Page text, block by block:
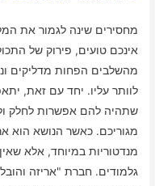
מחסירים שינה לגמור את
אינכם טועים, פירוק של
מהשלבים הפחות מדליקים
לוותר עליו. יחד עם זאת,
שתהיה להם אפשרות לחלק
מגוריכם. כאשר הנושא הוא
מנדטוריות במיוחד, אלא
גלמודים. חברת "אריזה